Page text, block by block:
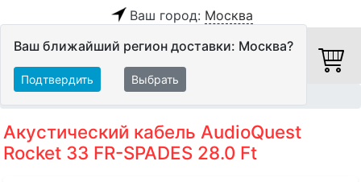
Ваш город: Москва
Ваш ближайший регион доставки: Москва?
Подтвердить Выбрать
Акустический кабель AudioQuest
Rocket 33 FR-SPADES 28.0 Ft